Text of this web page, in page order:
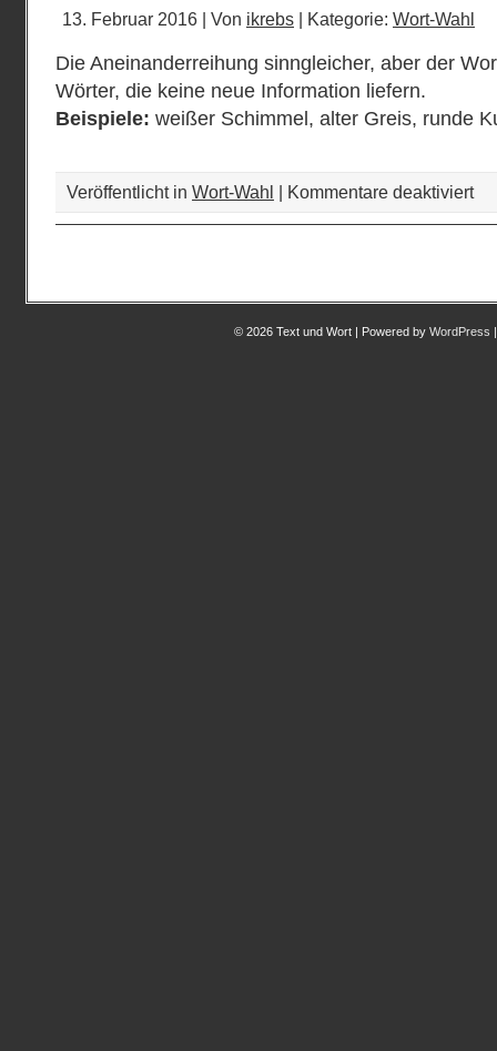
13. Februar 2016 | Von ikrebs | Kategorie: Wort-Wahl
Die Aneinanderreihung sinngleicher, aber der
Wörter, die keine neue Information liefern.
Beispiele: weißer Schimmel, alter Greis, runde
Veröffentlicht in Wort-Wahl | Kommentare deaktiviertfür
© 2026 Text und Wort | Powered by WordPress